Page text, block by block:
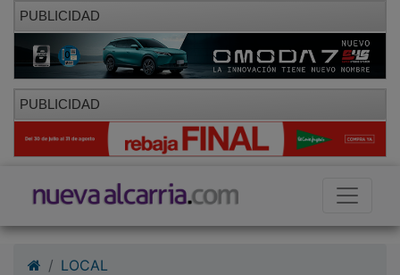
PUBLICIDAD
PUBLICIDAD